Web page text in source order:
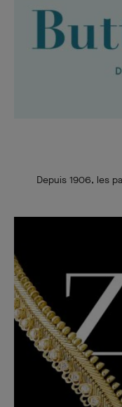
Depuis 1906, les